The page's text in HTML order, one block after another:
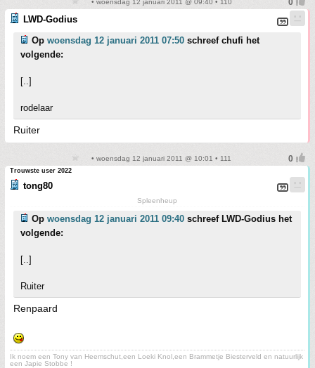
• woensdag 12 januari 2011 @ 09:40 • 110
LWD-Godius
Op woensdag 12 januari 2011 07:50 schreef chufi het
volgende:
[..]
rodelaar
Ruiter
• woensdag 12 januari 2011 @ 10:01 • 111
Trouwste user 2022
tong80
Spleenheup
Op woensdag 12 januari 2011 09:40 schreef LWD-Godius het
volgende:
[..]
Ruiter
Renpaard
Ik noem een Tony van Heemschut,een Loeki Knol,een Brammetje Biesterveld en natuurlijk
een Japie Stobbe !